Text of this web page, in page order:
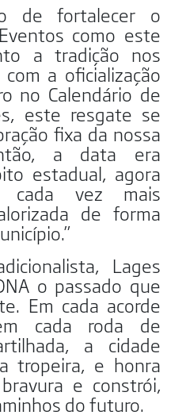
de fortalecer o
como este
a tradição nos
a oficialização
no Calendário de
este resgate se
fixa da nossa
a data era
estadual, agora
vez mais
de forma
Lages
o passado que
Em cada acorde
cada roda de
a cidade
tropeira, e honra
e constrói,
do futuro.